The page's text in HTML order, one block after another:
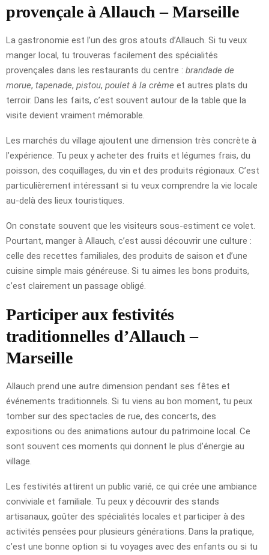
provençale à Allauch – Marseille
La gastronomie est l’un des gros atouts d’Allauch. Si tu veux
manger local, tu trouveras facilement des spécialités
provençales dans les restaurants du centre : brandade de
morue, tapenade, pistou, poulet à la crème et autres plats du
terroir. Dans les faits, c’est souvent autour de la table que la
visite devient vraiment mémorable.
Les marchés du village ajoutent une dimension très concrète à
l’expérience. Tu peux y acheter des fruits et légumes frais, du
poisson, des coquillages, du vin et des produits régionaux. C’est
particulièrement intéressant si tu veux comprendre la vie locale
au-delà des lieux touristiques.
On constate souvent que les visiteurs sous-estiment ce volet.
Pourtant, manger à Allauch, c’est aussi découvrir une culture :
celle des recettes familiales, des produits de saison et d’une
cuisine simple mais généreuse. Si tu aimes les bons produits,
c’est clairement un passage obligé.
Participer aux festivités
traditionnelles d’Allauch –
Marseille
Allauch prend une autre dimension pendant ses fêtes et
événements traditionnels. Si tu viens au bon moment, tu peux
tomber sur des spectacles de rue, des concerts, des
expositions ou des animations autour du patrimoine local. Ce
sont souvent ces moments qui donnent le plus d’énergie au
village.
Les festivités attirent un public varié, ce qui crée une ambiance
conviviale et familiale. Tu peux y découvrir des stands
artisanaux, goûter des spécialités locales et participer à des
activités pensées pour plusieurs générations. Dans la pratique,
c’est une bonne option si tu voyages avec des enfants ou si tu